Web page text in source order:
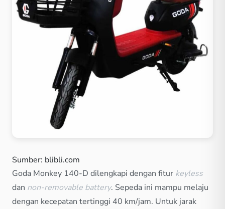
Sumber: blibli.com
Goda Monkey 140-D dilengkapi dengan fitur keyless
dan non-removable battery. Sepeda ini mampu melaju
dengan kecepatan tertinggi 40 km/jam. Untuk jarak